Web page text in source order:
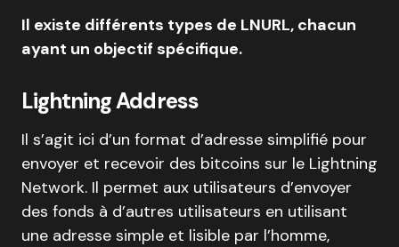
Il existe différents types de LNURL, chacun
ayant un objectif spécifique.
Lightning Address
Il s’agit ici d’un format d’adresse simplifié pour
envoyer et recevoir des bitcoins sur le Lightning
Network. Il permet aux utilisateurs d’envoyer
des fonds à d’autres utilisateurs en utilisant
une adresse simple et lisible par l’homme,